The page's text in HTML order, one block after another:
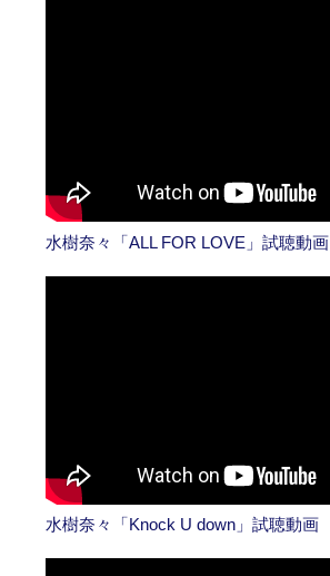
水樹奈々「ALL FOR LOVE」試聴動画
水樹奈々「Knock U down」試聴動画